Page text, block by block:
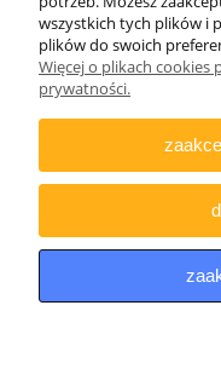
Copyright © 2021
wszystkich tych plików i
plików do swoich
Więcej o plikach cookies
prywatności.